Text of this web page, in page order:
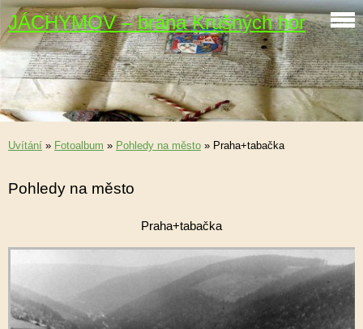
JÁCHYMOV – brána Krušných hor
Uvítání » Fotoalbum » Pohledy na město » Praha+tabačka
Pohledy na město
Praha+tabačka